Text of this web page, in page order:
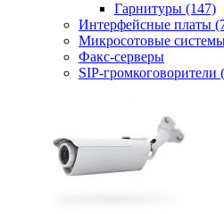
Гарнитуры (147)
Интерфейсные платы
Микросотовые
Факс-серверы
SIP-громкоговорители